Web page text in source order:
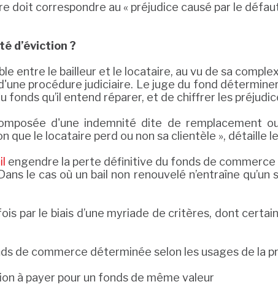
doit correspondre au « préjudice causé par le
d’éviction ?
entre le bailleur et le locataire, au vu de sa
procédure judiciaire. Le juge du fond
fonds qu’il entend réparer, et de chiffrer les
d'une indemnité dite de
que le locataire perd ou non sa clientèle », détaille
engendre la perte définitive du fonds de
le cas où un bail non renouvelé n’entraîne
par le biais d’une myriade de critères, dont
de commerce déterminée selon les usages de la
à payer pour un fonds de même valeur